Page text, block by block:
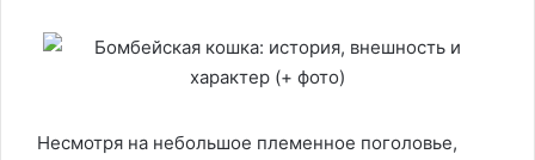
Несмотря на небольшое племенное поголовье,